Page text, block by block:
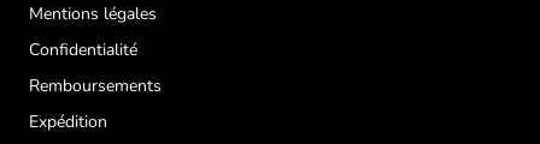
Mentions légales
Confidentialité
Remboursements
Expédition